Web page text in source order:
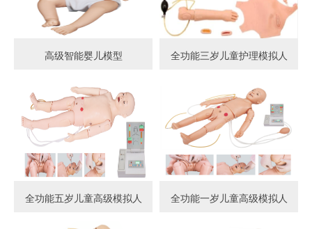
高级智能婴儿模型 全功能三岁儿童护理模拟人
全功能五岁儿童高级模拟人 全功能一岁儿童高级模拟人